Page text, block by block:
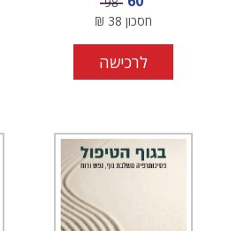
חסכון 38
₪
לרכישה